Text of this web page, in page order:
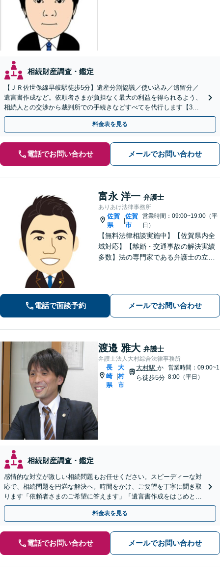
相続財産調査・鑑定
【ＪＲ佐世保線早岐駅徒歩5分】遺産分割協議／使い込み／遺留分／
遺言書作成など。依頼者さまが負担なく最大の利益を得られるよう、
相続人との交渉から裁判所での手続きなどすべてを代行します【3拠
点に計6人弁護士在籍】
料金表を見る
電話でお問い合わせ メールでお問い合わせ
富永 洋一 弁護士
ありあけ法律事務所
佐賀
県
|
佐賀
市
営業時間：09:00~19:00（平
日）
【無料法律相談実施中】【佐賀県内全
域対応】【離婚・交通事故の解決実績
多数】法の専門家である弁護士の立場
電話で面談予約 メールでお問い合わせ
渡邉 雅大 弁護士
弁護士法人大村綜合法律事務所
長
崎
県
大
村
市
大村駅 か
ら徒歩5分
営業時間：09:00~1
8:00（平日）
相続財産調査・鑑定
感情的な対立が激しい相続問題もお任せください。スピーディーな対
応で、相続問題を円満な解決へ。時間をかけ、ご要望を丁寧に聞き取
ります「依頼者さまのご希望に答えます」「遺言書作成をはじめとし
た「終活」もサポート」【バリアフリー】【完全個室対応】
料金表を見る
電話でお問い合わせ メールでお問い合わせ